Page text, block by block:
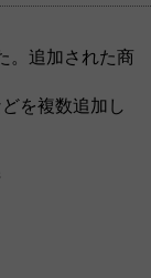
。追加された商
を複数追加し